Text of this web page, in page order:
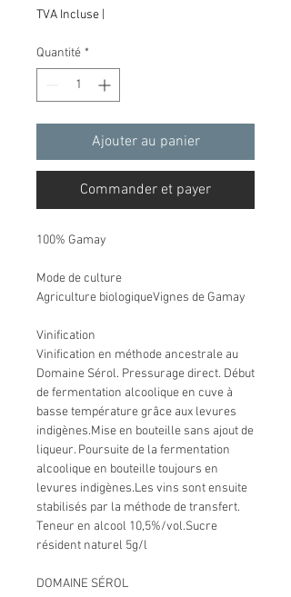
TVA Incluse
Quantité *
Ajouter au panier
Commander et payer
100% Gamay
Mode de culture
Agriculture biologiqueVignes de Gamay
Vinification
Vinification en méthode ancestrale au
Domaine Sérol. Pressurage direct. Début
de fermentation alcoolique en cuve à
basse température grâce aux levures
indigènes.Mise en bouteille sans ajout de
liqueur. Poursuite de la fermentation
alcoolique en bouteille toujours en
levures indigènes.Les vins sont ensuite
stabilisés par la méthode de transfert.
Teneur en alcool 10,5%/vol.Sucre
résident naturel 5g/l
DOMAINE SÉROL